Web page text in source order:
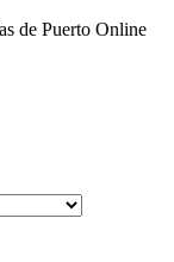
de Puerto Online